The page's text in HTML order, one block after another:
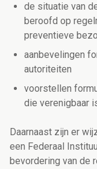
de situatie van
beroofd op
preventieve
aanbevelingen
autoriteiten
voorstellen
die verenigbaar
Daarnaast zijn er
een Federaal
bevordering van de